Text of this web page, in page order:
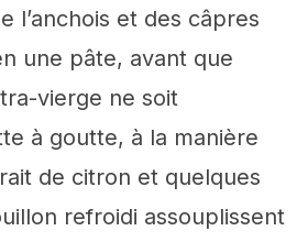
l’anchois et des câpres
une pâte, avant que
vierge ne soit
à goutte, à la manière
de citron et quelques
refroidi assouplissent